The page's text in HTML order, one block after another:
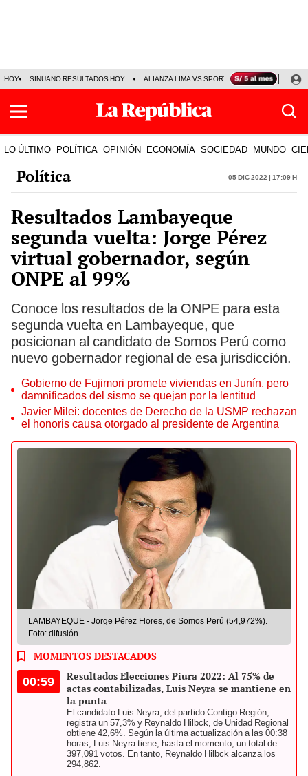
HOY SINUANO RESULTADOS HOY ALIANZA LIMA VS SPORT BOYS JORGE
LO ÚLTIMO POLÍTICA OPINIÓN ECONOMÍA SOCIEDAD MUNDO
Política 05 Dic 2022 | 17:09 h
Resultados Lambayeque
segunda vuelta: Jorge Pérez
virtual gobernador, según
ONPE al 99%
Conoce los resultados de la ONPE para esta
segunda vuelta en Lambayeque, que
posicionan al candidato de Somos Perú como
nuevo gobernador regional de esa jurisdicción.
Gobierno de Fujimori promete viviendas en Junín, pero
damnificados del sismo se quejan por la lentitud
Javier Milei: docentes de Derecho de la USMP rechazan
el honoris causa otorgado al presidente de Argentina
LAMBAYEQUE - Jorge Pérez Flores, de Somos Perú (54,972%).
Foto: difusión
MOMENTOS DESTACADOS
00:59
Resultados Elecciones Piura 2022: Al 75% de
actas contabilizadas, Luis Neyra se mantiene en
la punta
El candidato Luis Neyra, del partido Contigo Región,
registra un 57,3% y Reynaldo Hilbck, de Unidad Regional
obtiene 42,6%. Según la última actualización a las 00:38
horas, Luis Neyra tiene, hasta el momento, un total de
397,091 votos. En tanto, Reynaldo Hilbck alcanza los
294,862.